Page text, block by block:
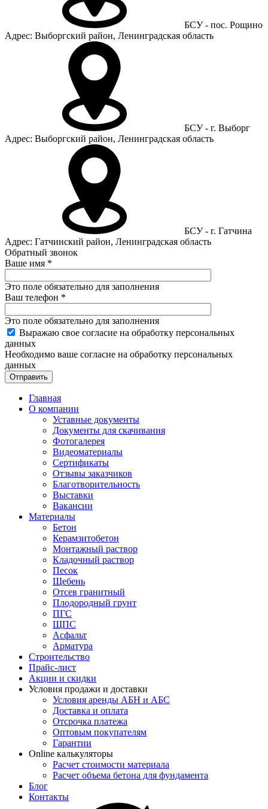
БСУ - пос. Рощино
Адрес: Выборгский район, Ленинградская область
БСУ - г. Выборг
Адрес: Выборгский район, Ленинградская область
БСУ - г. Гатчина
Адрес: Гатчинский район, Ленинградская область
Обратный звонок
Ваше имя *
Это поле обязательно для заполнения
Ваш телефон *
Это поле обязательно для заполнения
Выражаю свое согласие на обработку персональных
данных
Необходимо ваше согласие на обработку персональных
данных
Отправить
Главная
О компании
Уставные документы
Документы для скачивания
Фотогалерея
Видеоматериалы
Сертификаты
Отзывы заказчиков
Благотворительность
Выставки
Вакансии
Материалы
Бетон
Керамзитобетон
Монтажный раствор
Кладочный раствор
Песок
Щебень
Отсев гранитный
Плодородный грунт
ПГС
ЩПС
Асфальт
Арматура
Строительство
Прайс-лист
Акции и скидки
Условия продажи и доставки
Условия аренды АБН и АБС
Доставка и оплата
Отсрочка платежа
Оптовым покупателям
Гарантии
Online калькуляторы
Расчет стоимости материала
Расчет объема бетона для фундамента
Блог
Контакты